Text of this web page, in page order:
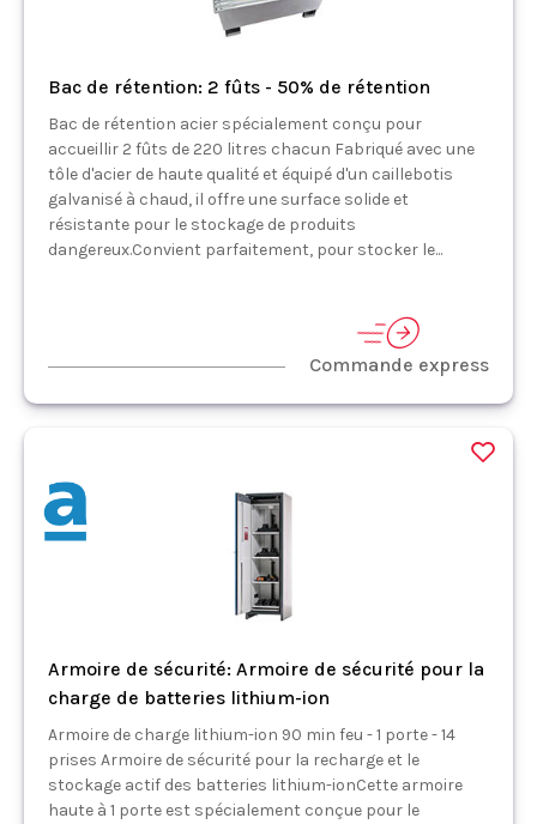
Bac de rétention: 2 fûts - 50% de rétention
Bac de rétention acier spécialement conçu pour
accueillir 2 fûts de 220 litres chacun Fabriqué avec une
tôle d'acier de haute qualité et équipé d'un caillebotis
galvanisé à chaud, il offre une surface solide et
résistante pour le stockage de produits
dangereux.Convient parfaitement, pour stocker le...
Commande express
Armoire de sécurité: Armoire de sécurité pour la
charge de batteries lithium-ion
Armoire de charge lithium-ion 90 min feu - 1 porte - 14
prises Armoire de sécurité pour la recharge et le
stockage actif des batteries lithium-ionCette armoire
haute à 1 porte est spécialement conçue pour le